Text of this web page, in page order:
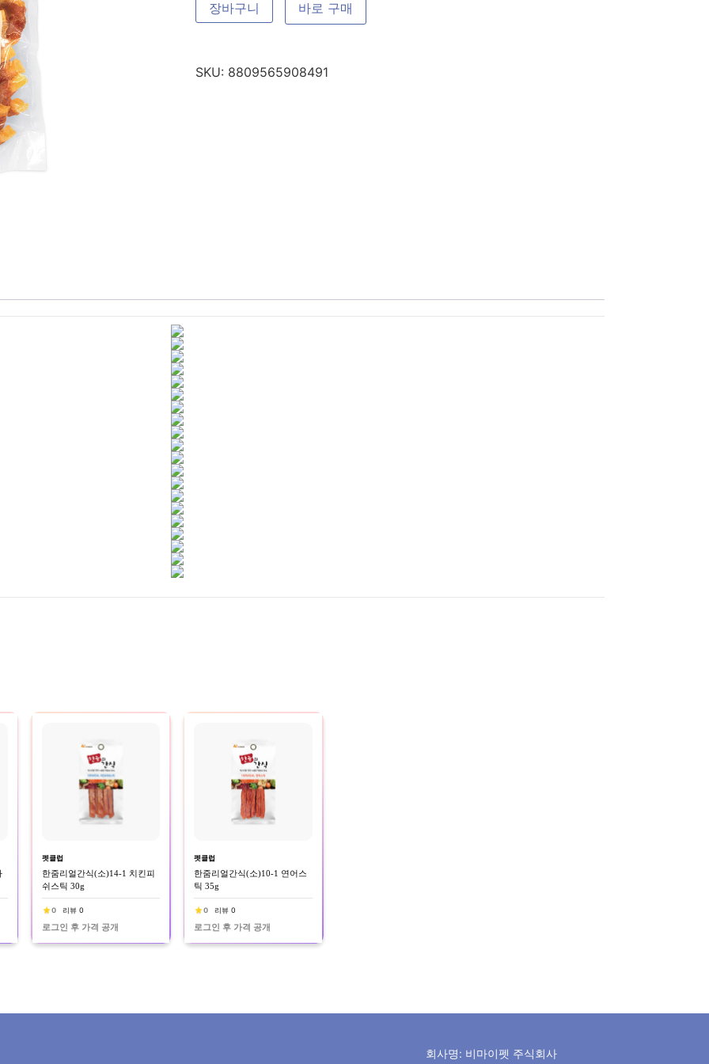
장바구니 바로 구매
SKU: 8809565908491
펫클럽
한줌리얼간식(소)14-1 치킨피
쉬스틱 30g
0 리뷰 0
로그인 후 가격 공개
펫클럽
한줌리얼간식(소)10-1 연어스
틱 35g
0 리뷰 0
로그인 후 가격 공개
회사명: 비마이펫 주식회사